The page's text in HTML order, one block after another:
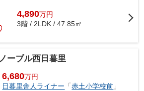
4,890万円
3階 / 2LDK / 47.85㎡
ノーブル西日暮里
6,680万円
日暮里舎人ライナー 「赤土小学校前 」